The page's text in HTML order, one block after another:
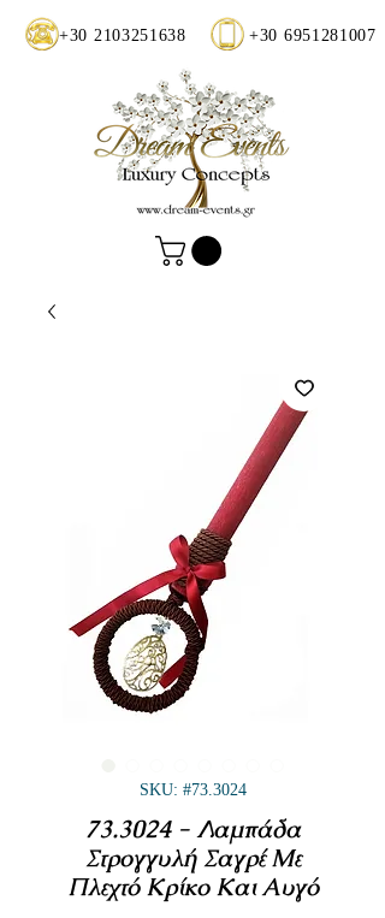
+30 2103251638 +30 6951281007
SKU: #73.3024
73.3024 - Λαμπάδα
Στρογγυλή Σαγρέ Με
Πλεχτό Κρίκο Και Αυγό